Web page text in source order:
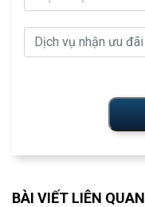
BÀI VIẾT LIÊN QUAN